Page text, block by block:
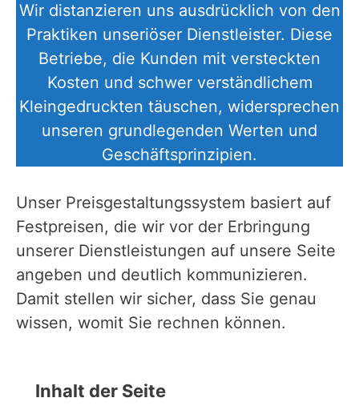
Wir distanzieren uns ausdrücklich von den
Praktiken unseriöser Dienstleister. Diese
Betriebe, die Kunden mit versteckten
Kosten und schwer verständlichem
Kleingedruckten täuschen, widersprechen
unseren grundlegenden Werten und
Geschäftsprinzipien.
Unser Preisgestaltungssystem basiert auf
Festpreisen, die wir vor der Erbringung
unserer Dienstleistungen auf unsere Seite
angeben und deutlich kommunizieren.
Damit stellen wir sicher, dass Sie genau
wissen, womit Sie rechnen können.
Inhalt der Seite